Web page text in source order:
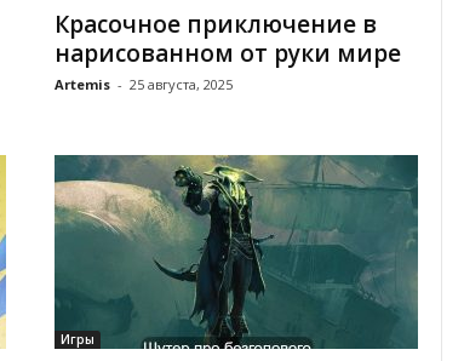
Красочное приключение в
нарисованном от руки мире
Artemis - 25 августа, 2025
Игры